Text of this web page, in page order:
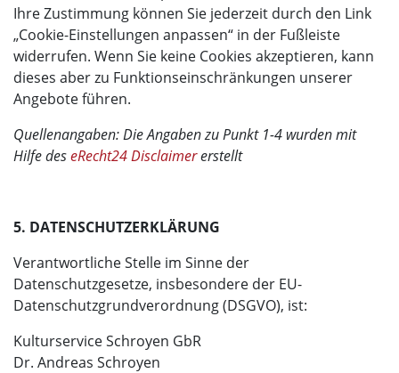
Ihre Zustimmung können Sie jederzeit durch den Link
„Cookie-Einstellungen anpassen“ in der Fußleiste
widerrufen. Wenn Sie keine Cookies akzeptieren, kann
dieses aber zu Funktionseinschränkungen unserer
Angebote führen.
Quellenangaben: Die Angaben zu Punkt 1-4 wurden mit
Hilfe deseRecht24 Disclaimererstellt
5. DATENSCHUTZERKLÄRUNG
Verantwortliche Stelle im Sinne der
Datenschutzgesetze, insbesondere der EU-
Datenschutzgrundverordnung (DSGVO), ist:
Kulturservice Schroyen GbR
Dr. Andreas Schroyen